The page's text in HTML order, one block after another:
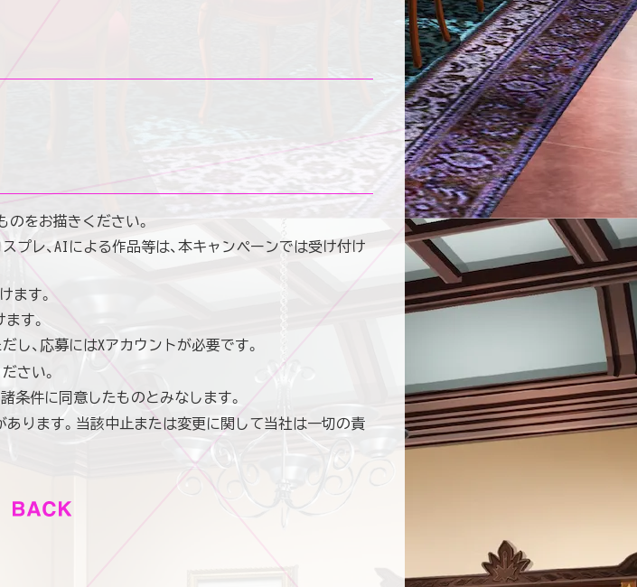
のをお描きください。
プレ、AIによる作品等は、本キャンペーンでは受け付け
ます。
す。
し、応募にはXアカウントが必要です。
さい。
条件に同意したものとみなします。
ります。当該中止または変更に関して当社は一切の責